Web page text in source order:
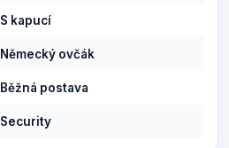
S kapucí
Německý ovčák
Běžná postava
Security